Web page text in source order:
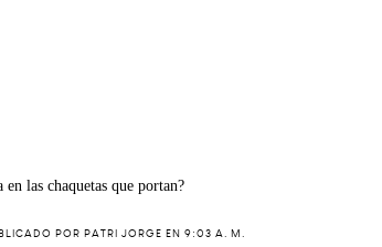
las chaquetas que portan?
POR PATRI JORGE EN 9:03 A. M.